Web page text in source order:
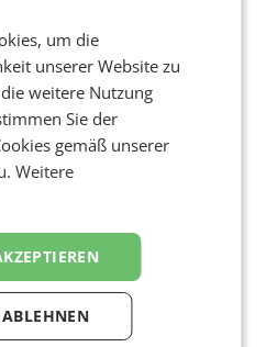
4,2% Reichweite bzw.
Nachrichten(3,3%,
Nachrichten
Neue Vorarlberger
Leser).
erreichten die
48,3% der
Leser. DieNÖN
Leser, die
Salzburger
Leser.
um die
unserer Website zu
weitere Nutzung
Sie der
gemäß unserer
Weitere